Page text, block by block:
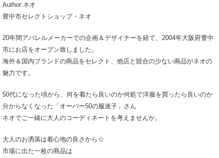
Author:ネオ
豊中市セレクトショップ・ネオ
20年間アパレルメーカーでの企画＆デザイナーを経て、2004年大阪府豊中
市にお店をオープン致しました。
海外＆国内ブランドの商品をセレクト、他店と競合の少ない商品がネオの
魅力です。
50代になった頃から、何を着たら良いのか何処で洋服を買ったら良いのか
分からなくなった「オーバー50の服迷子」さん
ネオでご一緒に大人のコーディネートを考えませんか。
大人のお洒落は着心地の良さから☆
市場に出た一枚の商品は